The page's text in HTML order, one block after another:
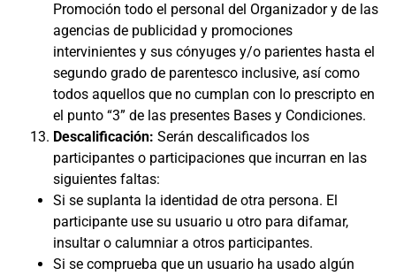
Promoción todo el personal del Organizador y de las
agencias de publicidad y promociones
intervinientes y sus cónyuges y/o parientes hasta el
segundo grado de parentesco inclusive, así como
todos aquellos que no cumplan con lo prescripto en
el punto “3” de las presentes Bases y Condiciones.
Descalificación: Serán descalificados los
participantes o participaciones que incurran en las
siguientes faltas:
Si se suplanta la identidad de otra persona. El
participante use su usuario u otro para difamar,
insultar o calumniar a otros participantes.
Si se comprueba que un usuario ha usado algún